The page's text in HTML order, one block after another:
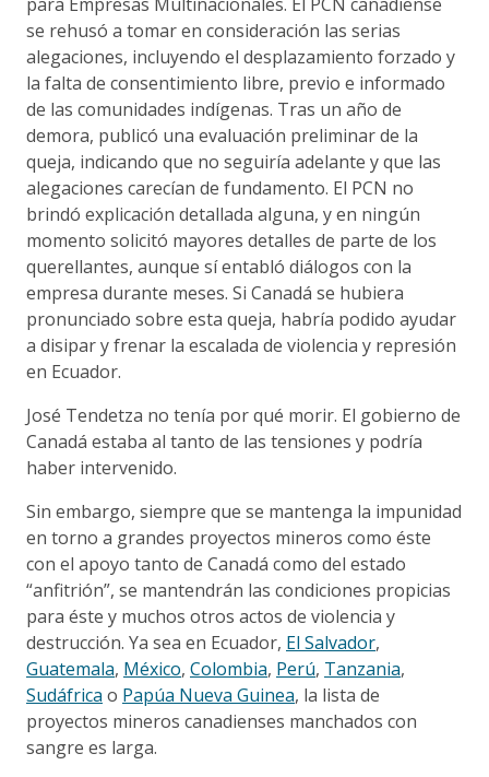
se rehusó a tomar en consideración las serias
alegaciones, incluyendo el desplazamiento forzado y
la falta de consentimiento libre, previo e informado
de las comunidades indígenas. Tras un año de
demora, publicó una evaluación preliminar de la
queja, indicando que no seguiría adelante y que las
alegaciones carecían de fundamento. El PCN no
brindó explicación detallada alguna, y en ningún
momento solicitó mayores detalles de parte de los
querellantes, aunque sí entabló diálogos con la
empresa durante meses. Si Canadá se hubiera
pronunciado sobre esta queja, habría podido ayudar
a disipar y frenar la escalada de violencia y represión
en Ecuador.
José Tendetza no tenía por qué morir. El gobierno de
Canadá estaba al tanto de las tensiones y podría
haber intervenido.
Sin embargo, siempre que se mantenga la impunidad
en torno a grandes proyectos mineros como éste
con el apoyo tanto de Canadá como del estado
“anfitrión”, se mantendrán las condiciones propicias
para éste y muchos otros actos de violencia y
destrucción. Ya sea en Ecuador, El Salvador,
Guatemala, México, Colombia, Perú, Tanzania,
Sudáfrica o Papúa Nueva Guinea, la lista de
proyectos mineros canadienses manchados con
sangre es larga.